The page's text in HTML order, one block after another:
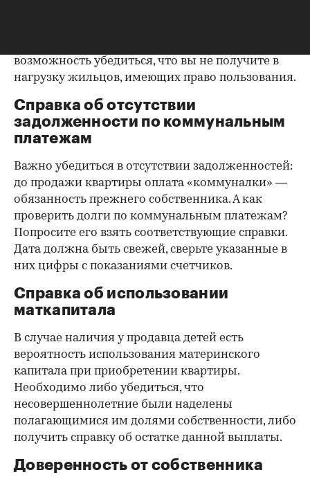
возможность убедиться, что вы не получите в
нагрузку жильцов, имеющих право пользования.
Справка об отсутствии
задолженности по коммунальным
платежам
Важно убедиться в отсутствии задолженностей:
до продажи квартиры оплата «коммуналки» —
обязанность прежнего собственника. А как
проверить долги по коммунальным платежам?
Попросите его взять соответствующие справки.
Дата должна быть свежей, сверьте указанные в
них цифры с показаниями счетчиков.
Справка об использовании
маткапитала
В случае наличия у продавца детей есть
вероятность использования материнского
капитала при приобретении квартиры.
Необходимо либо убедиться, что
несовершеннолетние были наделены
полагающимися им долями собственности, либо
получить справку об остатке данной выплаты.
Доверенность от собственника